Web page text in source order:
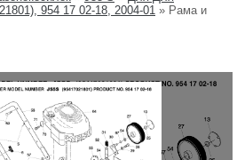
954 17 02-18, 2004-01 » Рама и